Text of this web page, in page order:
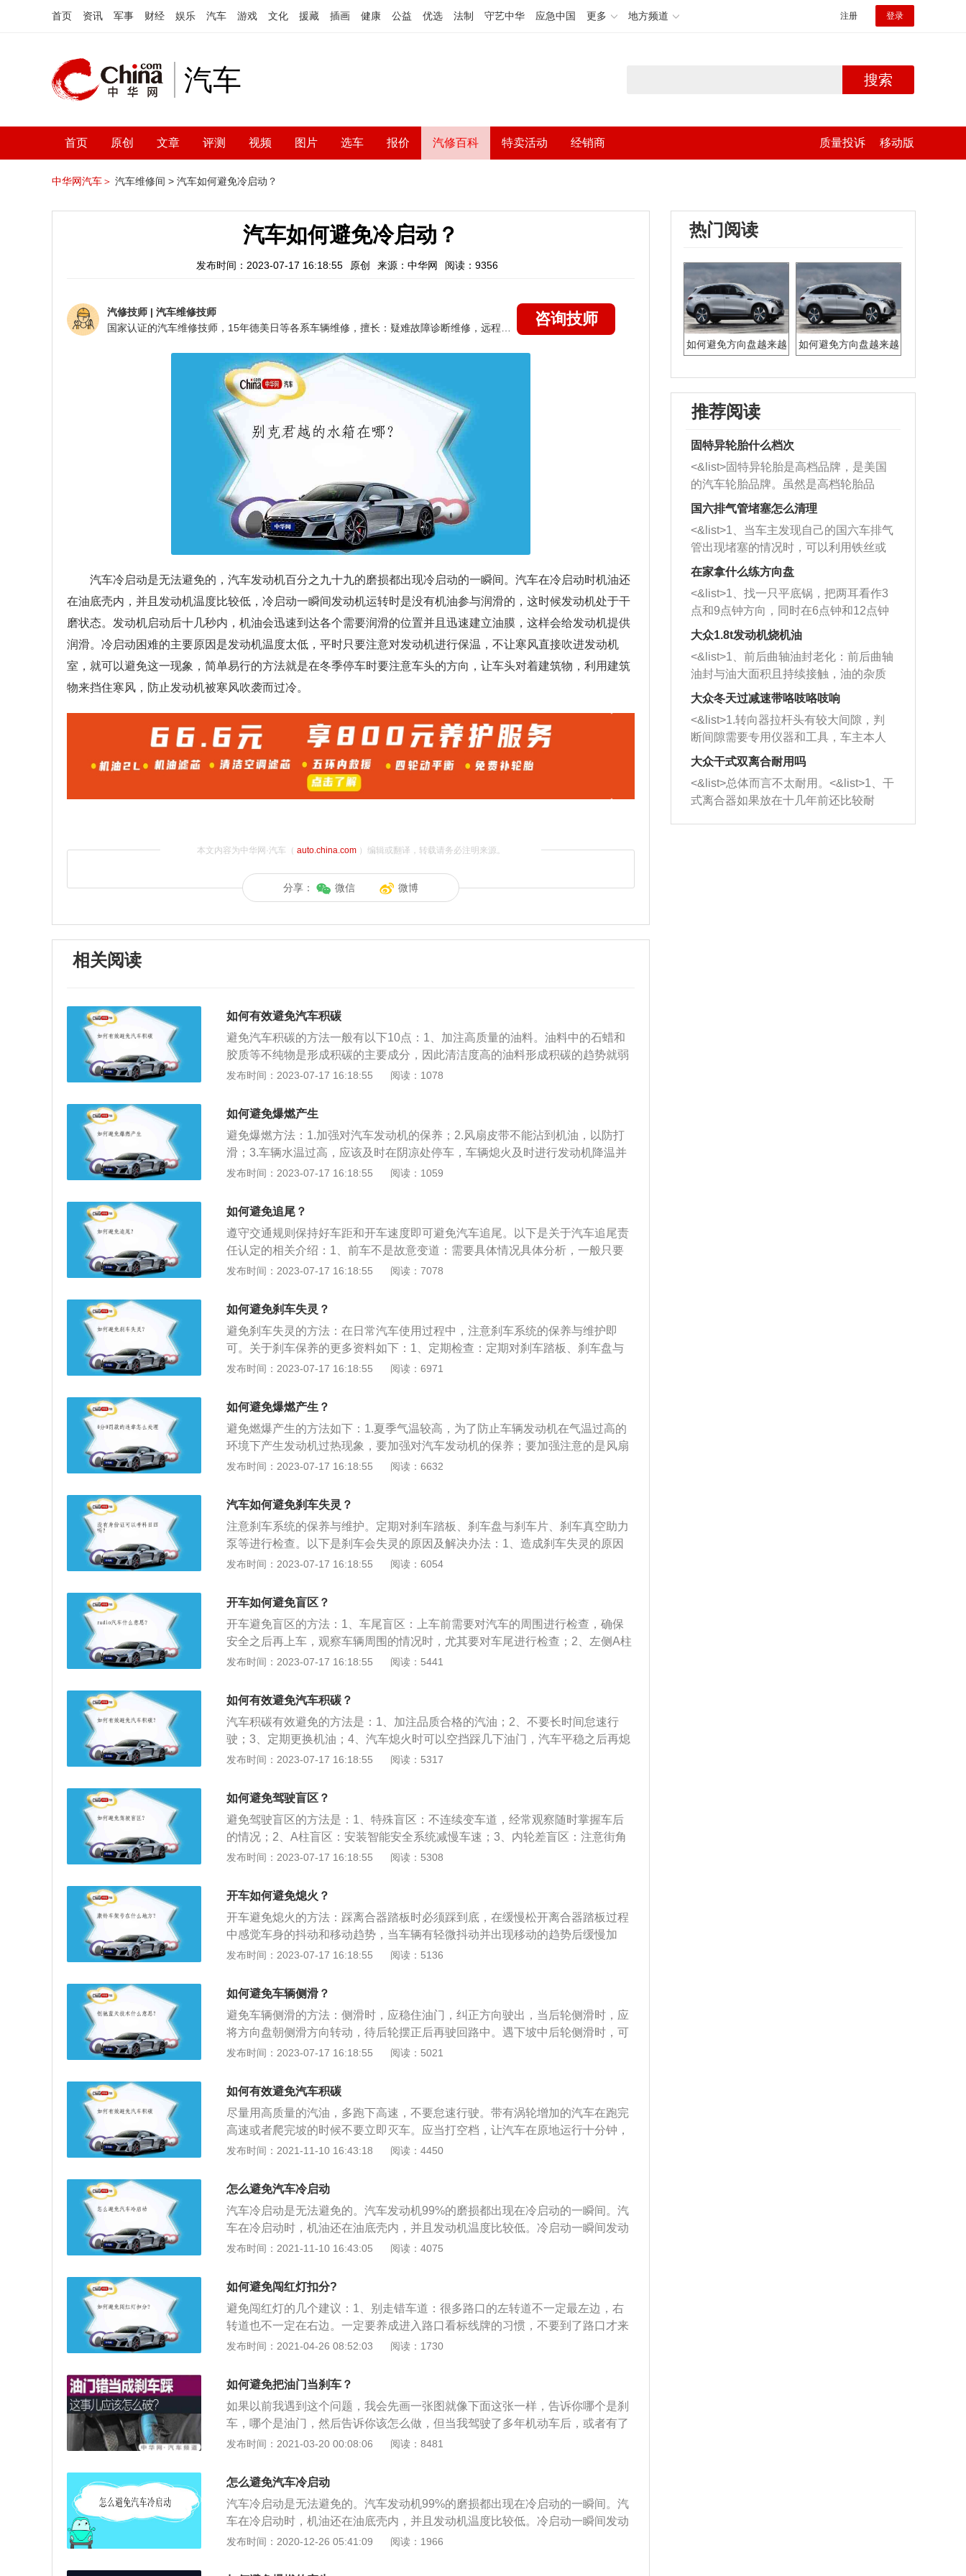
首页 资讯 军事 财经 娱乐 汽车 游戏 文化 援藏 插画 健康 公益 优选 法制 守艺中华 应急中国 更多 地方频道 注册 登录
汽车 搜索
首页 原创 文章 评测 视频 图片 选车 报价 汽修百科 特卖活动 经销商 质量投诉 移动版
中华网汽车＞ 汽车维修间 > 汽车如何避免冷启动？
汽车如何避免冷启动？
发布时间：2023-07-17 16:18:55 原创 来源：中华网 阅读：9356
汽修技师 | 汽车维修技师
咨询技师
汽车冷启动是无法避免的，汽车发动机百分之九十九的磨损都出现冷启动的一瞬间。汽车在冷启动时机油还
在油底壳内，并且发动机温度比较低，冷启动一瞬间发动机运转时是没有机油参与润滑的，这时候发动机处于干
磨状态。发动机启动后十几秒内，机油会迅速到达各个需要润滑的位置并且迅速建立油膜，这样会给发动机提供
润滑。冷启动困难的主要原因是发动机温度太低，平时只要注意对发动机进行保温，不让寒风直接吹进发动机
室，就可以避免这一现象，简单易行的方法就是在冬季停车时要注意车头的方向，让车头对着建筑物，利用建筑
物来挡住寒风，防止发动机被寒风吹袭而过冷。
本文内容为中华网·汽车（ auto.china.com）编辑或翻译，转载请务必注明来源。
分享： 微信 微博
相关阅读
如何有效避免汽车积碳
避免汽车积碳的方法一般有以下10点：1、加注高质量的油料。油料中的石蜡和
胶质等不纯物是形成积碳的主要成分，因此清洁度高的油料形成积碳的趋势就弱
一些，因此，我们在加油时一定要选择正规的加油站，油料质量相对有保障。但
油的杂质就少，标号只代表汽油的辛烷值，并不能代表品质和清洁程度。2、避
免长时间怠速行驶。怠速时间长，发动机达到正常温度的时间也就变长，汽油被
喷到气门背面后蒸发的速度就慢，积碳也由此而生。同时经常怠速行驶，进入发
动机的空气流量也就小，这样对积碳的冲刷作用变得也很弱，会促进积碳的沉
积。3、平时多跑高速。积碳的产生主要是发动机在低转速下，由于燃油燃烧不
高速的情况下，由于汽车发动机在高转速下运行，气缸活塞的运动也加快。在这
种情况下，可以将发动机内部的积碳震掉，可以让积碳残渣排出车外。4、及时
更换滑机油。机油对于汽车发动机来说非常重要，及时更换机油有很大好处。例
换机油，并保证机油质量。5、及时清理节气门、空空气格栅、更换火花塞。只
尘土飞扬的道路上行驶，每行驶2万公里，最好更换空气网，清洗喷油器和节气
门。6、不要脱档和猛加油门。手动挡的车，两千转换挡，自动挡的车，注意不
要猛加油门。低速换挡就是所谓的“拖挡”。汽车容易爆震，汽油燃烧不充分导致
积碳。但是，没有必要人为地提高换档速度——这会增加油耗，并导致离合器摩
驶习惯自然会对汽车有着较大的损害，在停车后切记不要立即熄火，否则有可能
会让自己的汽车产生积碳。突然的熄火，会让一部分正在燃油的汽油沉淀下来，
久而久之就会形成积碳，正确的方式应该是在停车后的30秒到一分钟内熄火，让
正在燃烧的汽油燃烧充分。8、在开车的时候尽可能避免拥堵路段。能长时间在
拥堵路况中行驶的车辆，都会有不少的积炭，走走停停的拥堵路况会让汽车频繁
水平，让混合气体的浓度过高，从而使得燃油没办法得到充分的燃烧，一部分就
变成了积碳，所以在开车的时候尽可能避免拥堵路段是最直接避免积碳产生的方
式，可以在出门前就规划好自己的出行路线，选择快速路或者不拥堵的路段行
发布时间：2023-07-17 16:18:55 阅读：1078
如何避免爆燃产生
避免爆燃方法：1.加强对汽车发动机的保养；2.风扇皮带不能沾到机油，以防打
滑；3.车辆水温过高，应该及时在阴凉处停车，车辆熄火及时进行发动机降温并
打开发动机机舱盖；4.做好对车辆的检查工作；5.发动机冷却液不要用普通水；6.
加强对汽车发动机的保养，平时应加强发动机的保养，避免爆燃。2.风扇皮带不
能沾到机油，以防打滑，皮带打滑会使得风扇停止转动，从而导致温度升高。3.
车辆水温过高，应该及时在阴凉处停车，车辆熄火及时进行发动机降温并打开发
动机机舱盖，水温过高会使得发动机温度急速升高，容易爆燃。4.做好对车辆的
检查工作：检查车辆是否存在问题。5.发动机冷却液不要用普通水，需要用专业
内存放易燃物品。7.拒绝不专业改装：不专业改装会使得车辆容易爆燃。8.车内
必备灭火器，当车辆起火时，可以用灭火器灭火，避免爆燃。爆燃解决方法：1.
汽车在行驶中，驾驶员突然发现汽车前部冒出火焰或黑烟，应立即靠边停车，然
后，驾驶员应迅速离开燃烧的车厢。3.离开车厢后，司机应立即拿灭火器检查火
入一会儿，再慢慢全部打开，用灭火器扑灭。因为一旦突然打开引擎盖，氧气会
迅速进入，车内火焰会突然变大，容易烫伤自己。4.使用灭火器灭火时，应冷却
油箱和燃烧部位，以免爆炸。同时，拨打119求助。5.如果你已经投保了汽车自燃
险，那么你一定要做到:保护好汽车自燃现场；拨打119时，要求对方派消防调查
据。
发布时间：2023-07-17 16:18:55 阅读：1059
如何避免追尾？
遵守交通规则保持好车距和开车速度即可避免汽车追尾。以下是关于汽车追尾责
任认定的相关介绍：1、前车不是故意变道：需要具体情况具体分析，一般只要
前车不是故意变道，就是后车的责任。冰、雪、雾天气情况下，追尾责任认定是
故后，车辆驾驶人应当立即停车，保护现场。并及时报警和通知保险公司。2、
前车急刹：前车急刹导致的追尾，交警一般都会判定为后车全责或主责。交通法
规并没有规定汽车不可以急刹车，但却有规定后车必须与前车保持安全距离，所
以只要不是由于前车违规造成的追尾，都是后车的责任。
发布时间：2023-07-17 16:18:55 阅读：7078
如何避免刹车失灵？
避免刹车失灵的方法：在日常汽车使用过程中，注意刹车系统的保养与维护即
可。关于刹车保养的更多资料如下：1、定期检查：定期对刹车踏板、刹车盘与
刹车片、刹车真空助力泵、刹车总泵等进行检查，在检查刹车片的时候，还要检
统保养时，必须由专门的维修保养人员完成，严格按照规定要求，防止重大事故
的发生。3、刹车保养的主要材料：主要用到的材料有喷雾型制动系统及零部件
清洗剂、制动盘耐高温保护剂、制动导向销及分泵润滑剂、制动毂润滑保护剂以
及日常用到的砂纸等。
发布时间：2023-07-17 16:18:55 阅读：6971
如何避免爆燃产生？
避免燃爆产生的方法如下：1.夏季气温较高，为了防止车辆发动机在气温过高的
环境下产生发动机过热现象，要加强对汽车发动机的保养；要加强注意的是风扇
皮带不能沾到机油，以防打滑，要让皮带尽量保持松紧适度的状态。如果是长途
机降温并打开发动机机舱盖，利于散热。2.车辆容易爆燃，一部分是因为车辆故
障，另一部分原因是因为在行驶过程中车辆操作不当，存在一些安全隐患导致汽
车爆燃，因此平时在对车辆进行保养时，要重点做好对车辆的检查工作，对车辆
的电气线路，发动机冷却系统、水箱、风扇等进行保养，防止爆燃现象发生。3.
汽车发动机的温度与发动机散热系统有着密切的联系，散热系统长时间不清理形
机冷却液，这种做法是导致散热系统出现问题的主要原因，普通水杂质较多，非
常容易产生污垢，这就导致了发动机散热功能出现问题，所以尽量要用发动机冷
却液不要用普通水。
发布时间：2023-07-17 16:18:55 阅读：6632
汽车如何避免刹车失灵？
注意刹车系统的保养与维护。定期对刹车踏板、刹车盘与刹车片、刹车真空助力
泵等进行检查。以下是刹车会失灵的原因及解决办法：1、造成刹车失灵的原因
有，由于操作不当导致机件失灵，如长时间下坡会使刹车片摩擦生热、刹车毂碳
动惯性，直接导致刹车失灵；缺乏定期保养刹车系统，由于刹车泵里杂质太多，
密封不严，刹车油污染严重等情况，导致刹车系统受热后出现刹车泵漏油、储气
罐或管路接口漏气，从而发生刹车失灵。2、在检查刹车片的时候，还要检查刹
车盘或刹车鼓的磨损情况，定期检查和更换刹车油。刹车系统保养时，必须由专
门的维修保养人员完成，严格按照规定要求。
发布时间：2023-07-17 16:18:55 阅读：6054
开车如何避免盲区？
开车避免盲区的方法：1、车尾盲区：上车前需要对汽车的周围进行检查，确保
安全之后再上车，观察车辆周围的情况时，尤其要对车尾进行检查；2、左侧A柱
盲区：不建议在宽阔路面上车辆长时间在左侧车道行驶，如果只能在左侧行驶
中，需要提前打转向灯，观察右侧的路况，在交通规则允许的情况下按喇叭提醒
过往车辆，转弯时车速放慢，做好及时刹车的准备，尽量不要停在大车的右侧。
发布时间：2023-07-17 16:18:55 阅读：5441
如何有效避免汽车积碳？
汽车积碳有效避免的方法是：1、加注品质合格的汽油；2、不要长时间怠速行
驶；3、定期更换机油；4、汽车熄火时可以空挡踩几下油门，汽车平稳之后再熄
灭；5、保持良好的驾驶习惯；6、定期保养、检修和清洗汽车。汽车积碳的清洗
化将其变成浆状物，从气缸处燃烧排掉；3、添加燃油添加剂。汽车积碳的危
害：1、降低发动机功率；2、引起发动机爆震、加速异响和对活塞及曲轴造成损
害；3、影响汽车的尾气排放。
发布时间：2023-07-17 16:18:55 阅读：5317
如何避免驾驶盲区？
避免驾驶盲区的方法是：1、特殊盲区：不连续变车道，经常观察随时掌握车后
的情况；2、A柱盲区：安装智能安全系统减慢车速；3、内轮差盲区：注意街角
行人，扩大转弯半径并鸣喇叭提醒行人注意；4、超车盲区：超车看车头，会车
车；6、山路盲区：山道多弯，过弯先减速鸣注意控制车速，尽量靠车道右侧行
驶；7、光线盲区：出隧道或夜间行车不要跟车太近。
发布时间：2023-07-17 16:18:55 阅读：5308
开车如何避免熄火？
开车避免熄火的方法：踩离合器踏板时必须踩到底，在缓慢松开离合器踏板过程
中感觉车身的抖动和移动趋势，当车辆有轻微抖动并出现移动的趋势后缓慢加
油，继续缓慢松离合器踏板，直至彻底松开，使车辆平稳起步。新手开车技巧：
具体位置点，放慢离合速度；3、开车调整好心态，千万不要有紧张、激动、慌
张等情绪，分清油门刹车离合，做到安全出行。
发布时间：2023-07-17 16:18:55 阅读：5136
如何避免车辆侧滑？
避免车辆侧滑的方法：侧滑时，应稳住油门，纠正方向驶出，当后轮侧滑时，应
将方向盘朝侧滑方向转动，待后轮摆正后再驶回路中。遇下坡中后轮侧滑时，可
适当点一下油门，提高车速，待侧滑消除后再按原车速行驶。需要学会准确控制
下制动器踏板，达到踏板行程二分之一至四分之三，再松回四分之一行程，利用
这种迅速踏下和松起制动踏板多次的方法，使车辆减速停车。
发布时间：2023-07-17 16:18:55 阅读：5021
如何有效避免汽车积碳
尽量用高质量的汽油，多跑下高速，不要怠速行驶。带有涡轮增加的汽车在跑完
高速或者爬完坡的时候不要立即灭车。应当打空档，让汽车在原地运行十分钟，
排掉些高温作用下产生的积碳。汽车积碳是由于汽油中的蜡和胶质等不纯物燃烧
的汽油产生的积碳要少一些。选用高质量的汽油积碳少，对发动机的使用也起到
一定的保护作用。在红路灯比较多的地段跟长期堵车的地方行驶的车辆相对的积
碳要比较多。因为刹车，怠速行驶，会使流入发动机的空气减少很多。流入的空
气起不到洗刷掉积碳，从而越积越多。汽车多跑高速清积碳的原理就是利用快速
的气流对进气道产生的积碳进行洗刷，冲走。从而达到清理积碳的目的。积碳少
相对于一般自然吸气的汽车更要容易形成积碳。所以建议要形成一个良好的行车
习惯，特别是在跑完高速跟爬坡完后，不要立即灭车。需要原地怠速运行十分钟
后再灭车。能有效减少积碳的增加。
发布时间：2021-11-10 16:43:18 阅读：4450
怎么避免汽车冷启动
汽车冷启动是无法避免的。汽车发动机99%的磨损都出现在冷启动的一瞬间。汽
车在冷启动时，机油还在油底壳内，并且发动机温度比较低。冷启动一瞬间发动
机运转时是没有机油参与润滑的，所以这时候发动机处于干摩擦状态。启动后十
动机提供润滑。车友们平时坐出租车经常可以见到六七十万公里的出租车，甚至
一百多万公里的出租车都是非常常见的。一般的出租车就是很便宜的车型，为什
么这些车能跑这么多里程呢？原因就是因为出租车冷启动次数少，所以发动机磨
损少。出租车在一天的时间中大部分都是行驶在路上的，所以发动机冷启动次数
很少。就算出租车司机熄火了，但是发动机温度还是比较高的，此时机油也没有
常勤的。出租车一般使用最便宜的矿物质机油，但是几个月就会换一次机油，所
以发动机的磨损还是比较低的。家用车一般就是上下班代步使用。在一天的时间
中，早上起来上班时启动车辆，此时属于冷启动。到了工作单位后熄火去上班，
多，并且家用车换机油不可能像出租车一样勤，所以家用车发动机内的磨损就严
分钟就会熄火。这样对发动机是有害处的，如果长时间这样使用车辆，发动机的
工况会很不好。冷启动是无法避免的，但是可以用更好的机油来降低发动机磨
损。如果经常短途行驶，那在周末有空时可以开着汽车长时间高速行驶一下，这
样对汽车有好处。
发布时间：2021-11-10 16:43:05 阅读：4075
如何避免闯红灯扣分?
避免闯红灯的几个建议：1、别走错车道：很多路口的左转道不一定最左边，右
转道也不一定在右边。一定要养成进入路口看标线牌的习惯，不要到了路口才来
找路，及时走对车道，才会避免闯红灯的情况发生；2、别抢秒数：看着最后几
吧，闯红灯风险高，对行人也是生命威胁啊；3、别让大车挡视线：经过路口要
放慢速度，尽量不跟大车走。尽量与大车拉大距离，看清信号灯后再通行；4、
别走神了：找路、打电话、看手机都容易走神，没留意信号灯，跟着前面的车走
就闯了红灯。千万别干这种事；5、别乱右拐：有的路口圆屏灯亮红灯时可以右
转，有的路口则是箭头灯，得看信号右转。判断错了就闯了红灯，这可不能复
发布时间：2021-04-26 08:52:03 阅读：1730
如何避免把油门当刹车？
如果以前我遇到这个问题，我会先画一张图就像下面这张一样，告诉你哪个是刹
车，哪个是油门，然后告诉你该怎么做，但当我驾驶了多年机动车后，或者有了
错把油门当刹车的经历后，我只能很负责任的说，唯一的好方法就是从一开始的
海里。 只有那些有过错把油门当刹车经历的人，才有痛彻心扉的感悟，悔不当初
好好学驾驶。我那次严格意义上说并没有把刹车当油门，只是在那一刻，我不知
道哪个是油门哪个是刹车，究其原因，就是在那一刻在思考这个问题“哪个是油
门，哪个是刹车”。 当你存在这一的思考的时候，那就是离“错把刹车当油门”不远
了，那些有过“错把刹车当油门”的小伙伴们，你仔细想想那一瞬间，你是不是在
发布时间：2021-03-20 00:08:06 阅读：8481
怎么避免汽车冷启动
汽车冷启动是无法避免的。汽车发动机99%的磨损都出现在冷启动的一瞬间。汽
车在冷启动时，机油还在油底壳内，并且发动机温度比较低。冷启动一瞬间发动
机运转时是没有机油参与润滑的，所以这时候发动机处于干摩擦状态。启动后十
动机提供润滑。车友们平时坐出租车经常可以见到六七十万公里的出租车，甚至
发布时间：2020-12-26 05:41:09 阅读：1966
热门阅读
如何避免方向盘越来越
如何避免方向盘越来越
推荐阅读
固特异轮胎什么档次
<&list>固特异轮胎是高档品牌，是美国
的汽车轮胎品牌。虽然是高档轮胎品
牌，但是中高低端的轮胎都有生产，这
也是为了更好的开拓市场。
国六排气管堵塞怎么清理
<&list>1、当车主发现自己的国六车排气
管出现堵塞的情况时，可以利用铁丝或
者是细棍，直接将杂物给取出来，如果
堵塞情况比较严重，也可以采取应急措
施。 <&list>2、直接利用木棍将所有的
杂物推到排气管里面的位置处，然后将
三元催化器拆解开，就可以将堵塞的东
西取出来。但如果是因为积碳过多引起
的堵塞，就需要将三元催化器泡在草酸
洗剂对堵塞的情况得到解决，将清洗剂
放在燃油箱中，与燃油混合后，车辆启
动时，就可以和汽油一起进入到燃烧
室，最后形成废气排出，就可以让三元
催化器得到清洗，排气管堵塞的情况就
能够得到解决。
在家拿什么练方向盘
<&list>1、找一只平底锅，把两耳看作3
点和9点钟方向，同时在6点钟和12点钟
方向做一个标记。 <&list>2、双手握住
一圈半的练习，往右同样也要打相同的
圈数。 <&list>3、最后强调要反复练
习，这样就可以形成肌肉记忆，在真实
驾驶车辆时，不需要记忆也能打好方
向。
大众1.8t发动机烧机油
<&list>1、前后曲轴油封老化：前后曲轴
油封与油大面积且持续接触，油的杂质
和发动机内持续温度变化使其密封效果
逐渐减弱，导致渗油或漏油。<&list>2、
活塞间隙过大：积碳会使活塞环与缸体
的间隙扩大，导致机油流入燃烧室中，
造成烧机油。<&list>3、机油粘度。使用
机油粘度过小的话，同样会有烧机油现
象，机油粘度过小具有很好的流动性，
大众冬天过减速带咯吱咯吱响
<&list>1.转向器拉杆头有较大间隙，判
断间隙需要专用仪器和工具，车主本人
无法制作，需要将车辆送到修理厂或4s
店；<&list>2.车辆半轴套管防尘罩破
裂，破裂后会出现漏油现象，使半轴磨
损严重，磨损的半轴容易损坏，产生异
响；<&list>3.稳定器的转向胶套和球头
大众干式双离合耐用吗
<&list>总体而言不太耐用。<&list>1、干
式离合器如果放在十几年前还比较耐